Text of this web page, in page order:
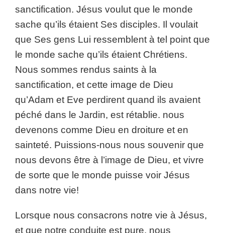
sanctification. Jésus voulut que le monde
sache qu’ils étaient Ses disciples. Il voulait
que Ses gens Lui ressemblent à tel point que
le monde sache qu’ils étaient Chrétiens.
Nous sommes rendus saints à la
sanctification, et cette image de Dieu
qu’Adam et Eve perdirent quand ils avaient
péché dans le Jardin, est rétablie. nous
devenons comme Dieu en droiture et en
sainteté. Puissions-nous nous souvenir que
nous devons être à l’image de Dieu, et vivre
de sorte que le monde puisse voir Jésus
dans notre vie!
Lorsque nous consacrons notre vie à Jésus,
et que notre conduite est pure, nous